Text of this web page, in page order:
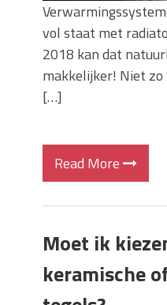
vol staat met
2018 kan dat
makkelijker! Niet zo
[…]
Read More
Moet ik
keramische